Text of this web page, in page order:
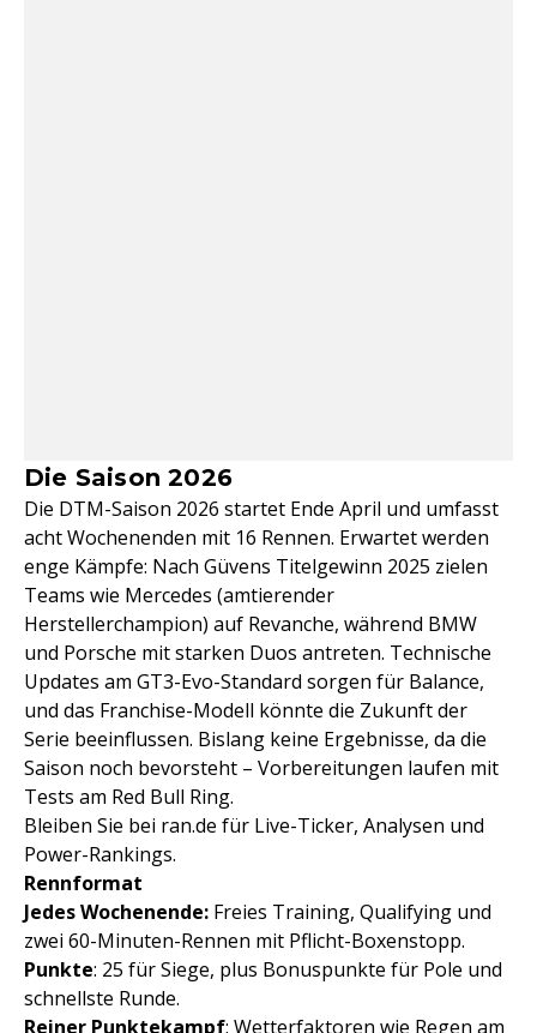
Die Saison 2026
Die DTM-Saison 2026 startet Ende April und umfasst
acht Wochenenden mit 16 Rennen. Erwartet werden
enge Kämpfe: Nach Güvens Titelgewinn 2025 zielen
Teams wie Mercedes (amtierender
Herstellerchampion) auf Revanche, während BMW
und Porsche mit starken Duos antreten. Technische
Updates am GT3-Evo-Standard sorgen für Balance,
und das Franchise-Modell könnte die Zukunft der
Serie beeinflussen. Bislang keine Ergebnisse, da die
Saison noch bevorsteht – Vorbereitungen laufen mit
Tests am Red Bull Ring.
Bleiben Sie bei ran.de für Live-Ticker, Analysen und
Power-Rankings.
Rennformat
Jedes Wochenende: Freies Training, Qualifying und
zwei 60-Minuten-Rennen mit Pflicht-Boxenstopp.
Punkte: 25 für Siege, plus Bonuspunkte für Pole und
schnellste Runde.
Reiner Punktekampf: Wetterfaktoren wie Regen am